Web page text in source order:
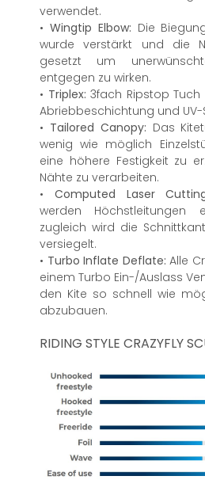
verwendet.
• Wingtip Elbow: Die
wurde verstärkt und die
gesetzt um
entgegen zu wirken.
• Triplex:3fach Ripstop
Abriebbeschichtung und
• Tailored Canopy: Das
wenig wie möglich
eine höhere Festigkeit zu
Nähte zu verarbeiten.
• Computed Laser
werden
zugleich wird die
versiegelt.
• Turbo Inflate Deflate: Alle
einem Turbo Ein-/Auslass
den Kite so schnell wie
abzubauen.
RIDING STYLE CRAZYFLY